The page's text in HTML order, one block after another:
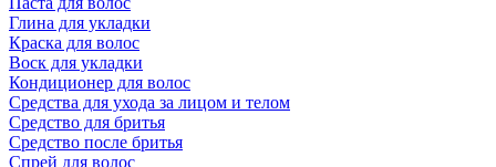
Глина для укладки
Краска для волос
Воск для укладки
Кондиционер для волос
Средства для ухода за лицом и телом
Средство для бритья
Средство после бритья
Спрей для волос